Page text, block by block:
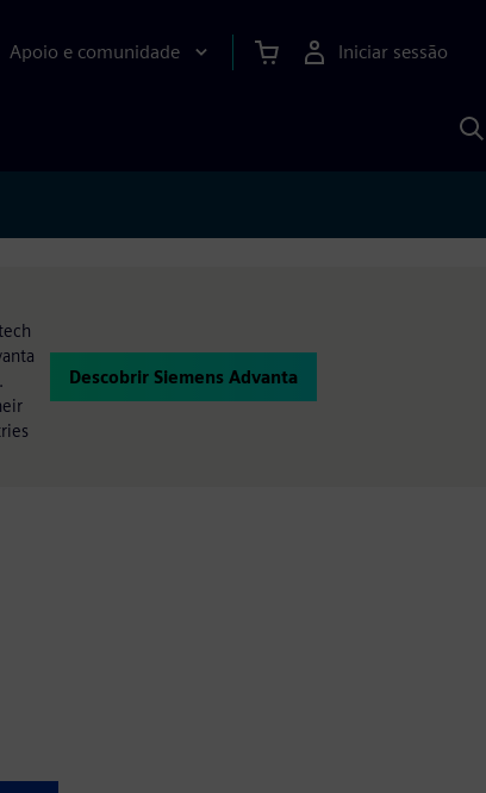
Apoio e comunidade Iniciar sessão
Descobrir Siemens Advanta